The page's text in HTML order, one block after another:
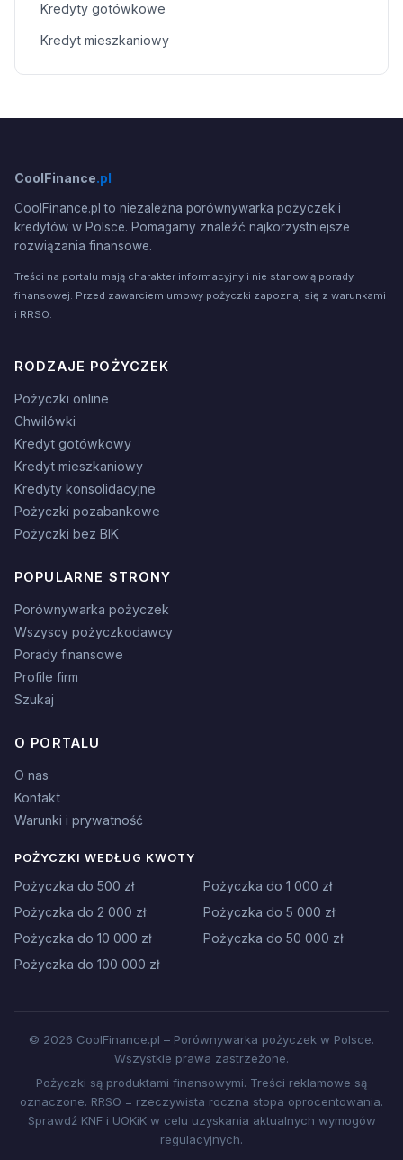
Kredyty gotówkowe
Kredyt mieszkaniowy
CoolFinance.pl
CoolFinance.pl to niezależna porównywarka pożyczek i
kredytów w Polsce. Pomagamy znaleźć najkorzystniejsze
rozwiązania finansowe.
Treści na portalu mają charakter informacyjny i nie stanowią porady
finansowej. Przed zawarciem umowy pożyczki zapoznaj się z warunkami
i RRSO.
RODZAJE POŻYCZEK
Pożyczki online
Chwilówki
Kredyt gotówkowy
Kredyt mieszkaniowy
Kredyty konsolidacyjne
Pożyczki pozabankowe
Pożyczki bez BIK
POPULARNE STRONY
Porównywarka pożyczek
Wszyscy pożyczkodawcy
Porady finansowe
Profile firm
Szukaj
O PORTALU
O nas
Kontakt
Warunki i prywatność
POŻYCZKI WEDŁUG KWOTY
Pożyczka do 500 zł
Pożyczka do 1 000 zł
Pożyczka do 2 000 zł
Pożyczka do 5 000 zł
Pożyczka do 10 000 zł
Pożyczka do 50 000 zł
Pożyczka do 100 000 zł
© 2026 CoolFinance.pl – Porównywarka pożyczek w Polsce.
Wszystkie prawa zastrzeżone.
Pożyczki są produktami finansowymi. Treści reklamowe są
oznaczone. RRSO = rzeczywista roczna stopa oprocentowania.
Sprawdź KNF i UOKiK w celu uzyskania aktualnych wymogów
regulacyjnych.